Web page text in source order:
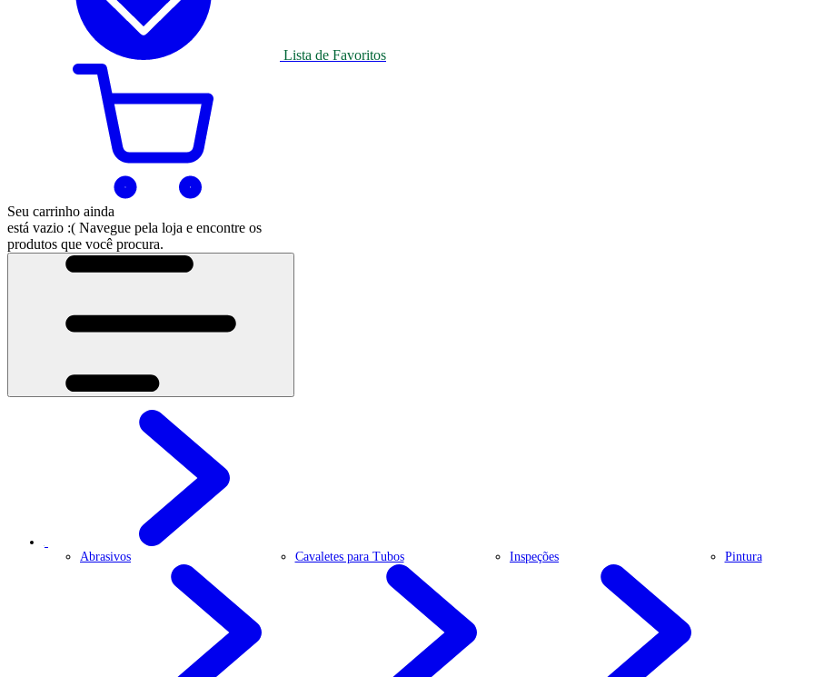
Lista de Favoritos
Seu carrinho ainda
está vazio :( Navegue pela loja e encontre os
produtos que você procura.
Abrasivos Cavaletes para Tubos Inspeções Pintura